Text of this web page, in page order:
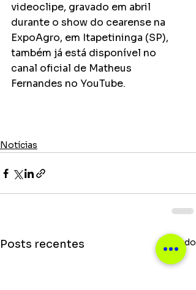
videoclipe, gravado em abril
durante o show do cearense na
ExpoAgro, em Itapetininga (SP),
também já está disponível no
canal oficial de Matheus
Fernandes no YouTube.
Notícias
Posts recentes Ver tudo